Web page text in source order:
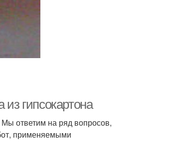
из гипсокартона
ответим на ряд вопросов,
применяемыми